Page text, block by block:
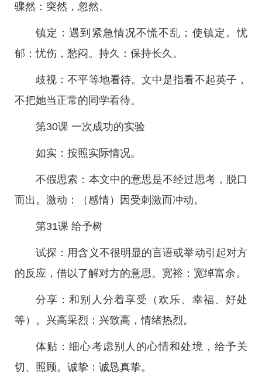
骤然：突然，忽然。
镇定：遇到紧急情况不慌不乱；使镇定。忧
郁：忧伤，愁闷。持久：保持长久。
歧视：不平等地看待。文中是指看不起英子，
不把她当正常的同学看待。
第30课 一次成功的实验
如实：按照实际情况。
不假思索：本文中的意思是不经过思考，脱口
而出。激动：（感情）因受刺激而冲动。
第31课 给予树
试探：用含义不很明显的言语或举动引起对方
的反应，借以了解对方的意思。宽裕：宽绰富余。
分享：和别人分着享受（欢乐、幸福、好处
等）。兴高采烈：兴致高，情绪热烈。
体贴：细心考虑别人的心情和处境，给予关
切、照顾。诚挚：诚恳真挚。